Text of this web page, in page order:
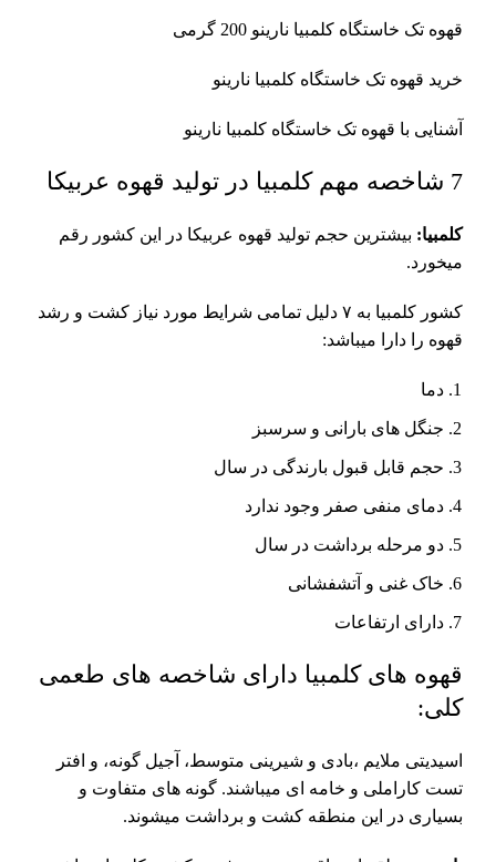
قهوه تک خاستگاه کلمبیا نارینو 200 گرمی
خرید قهوه تک خاستگاه کلمبیا نارینو
آشنایی با قهوه تک خاستگاه کلمبیا نارینو
7 شاخصه مهم کلمبیا در تولید قهوه عربیکا
کلمبیا: بیشترین حجم تولید قهوه عربیکا در‌ این کشور رقم
میخورد.
کشور کلمبیا به ۷ دلیل تمامی شرایط مورد نیاز کشت و رشد
قهوه را دارا میباشد:
دما
جنگل های بارانی و سرسبز
حجم قابل قبول بارندگی در سال
دمای منفی صفر وجود ندارد
دو مرحله برداشت در سال
خاک غنی و آتشفشانی
دارای ارتفاعات
قهوه های کلمبیا دارای شاخصه های طعمی
کلی:
اسیدیتی ملایم ،بادی و شیرینی متوسط، آجیل گونه، و افتر
تست کاراملی و خامه ای میباشند. گونه های متفاوت و
بسیاری در این منطقه کشت و برداشت میشوند.